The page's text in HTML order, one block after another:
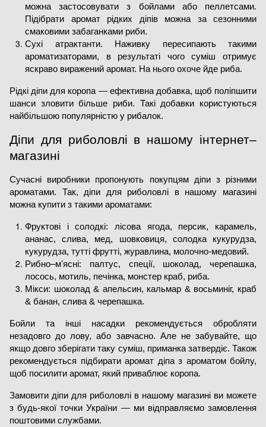
можна застосовувати з бойлами або пеллетсами.
Підібрати аромат рідких діпів можна за сезонними
смаковими забаганками риби.
Сухі атрактанти. Наживку пересипають такими
ароматизаторами, в результаті чого суміш отримує
яскраво виражений аромат. На нього охоче йде риба.
Рідкі діпи для коропа — ефективна добавка, щоб поліпшити
шанси зловити більше риби. Такі добавки користуються
найбільшою популярністю у рибалок.
Діпи для риболовлі в нашому інтернет–
магазині
Сучасні виробники пропонують покупцям діпи з різними
ароматами. Так, діпи для риболовлі в нашому магазині
можна купити з такими ароматами:
Фруктові і солодкі: лісова ягода, персик, карамель,
ананас, слива, мед, шовковиця, солодка кукурудза,
кукурудза, тутті фрутті, журавлина, молочно-медовий.
Рибно–м'ясні: палтус, спеції, шоколад, черепашка,
лосось, мотиль, печінка, монстер краб, риба.
Мікси: шоколад & апельсин, кальмар & восьминіг, краб
& банан, слива & черепашка.
Бойли та інші насадки рекомендується обробляти
незадовго до лову, або завчасно. Але не забувайте, що
якщо довго зберігати таку суміш, приманка затвердіє. Також
рекомендується підбирати аромат діпа з ароматом бойлу,
щоб посилити аромат, який приваблює коропа.
Замовити діпи для риболовлі в нашому магазині ви можете
з будь-якої точки України — ми відправляємо замовлення
поштовими службами.